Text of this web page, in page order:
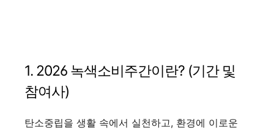
1. 2026 녹색소비주간이란? (기간 및
참여사)
탄소중립을 생활 속에서 실천하고, 환경에 이로운